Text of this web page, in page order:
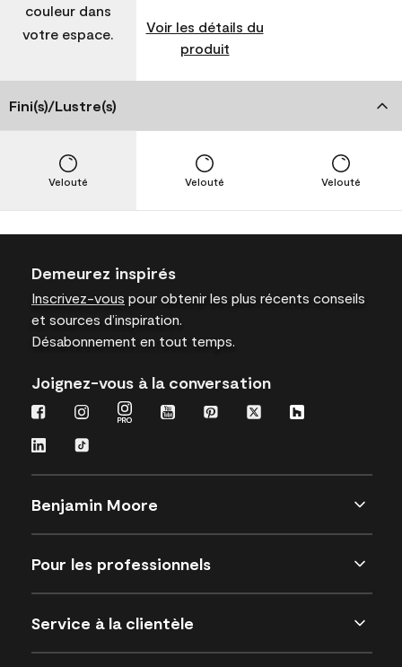
couleur dans
votre espace.
Voir les détails du
produit
Fini(s)/Lustre(s)
Velouté Velouté Velouté
Demeurez inspirés
Inscrivez-vous pour obtenir les plus récents conseils
et sources d’inspiration.
Désabonnement en tout temps.
Joignez-vous à la conversation
Benjamin Moore
Pour les professionnels
Service à la clientèle